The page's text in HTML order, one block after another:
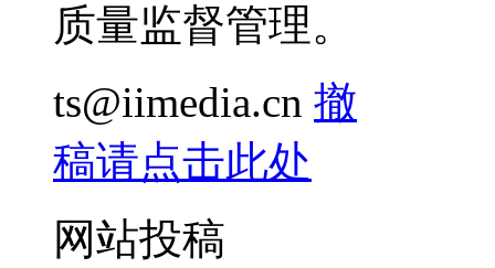
质量监督管理。
ts@iimedia.cn 撤
稿请点击此处
网站投稿